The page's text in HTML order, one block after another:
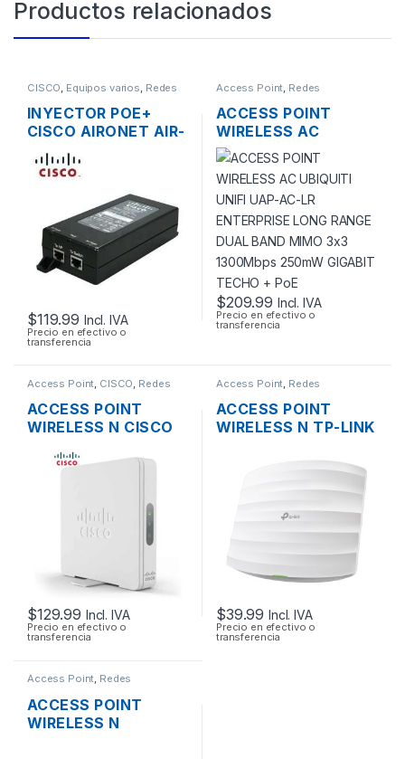
Productos relacionados
CISCO, Equipos varios, Redes
INYECTOR POE+
CISCO AIRONET AIR-
PWRINJ4= 30W
802.3 AF/AT
$119.99 Incl. IVA
Precio en efectivo o
transferencia
Access Point, Redes
ACCESS POINT
WIRELESS AC
UBIQUITI UNIFI UAP-
AC-LR ENTERPRISE
LONG RANGE DUAL
BAND MIMO 3×3
1300MBPS 250MW
GIGABIT TECHO +
POE
$209.99 Incl. IVA
Precio en efectivo o
transferencia
Access Point CISCO Redes
ACCESS POINT
WIRELESS N CISCO
NA DUAL BAND
SOPORTE POE +
FUENTE
$129.99 Incl. IVA
Precio en efectivo o
transferencia
Access Point Redes
ACCESS POINT
WIRELESS N TP-LINK
ANTENAS INT.
300MBPS SOPORTA
$39.99 Incl. IVA
Precio en efectivo o
transferencia
Access Point, Redes
ACCESS POINT
WIRELESS N